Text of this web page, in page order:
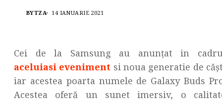
BYTZA 14 IANUARIE 2021
Cei de la Samsung au anunțat in
aceluiasi eveniment si noua generatie de
iar acestea poarta numele de Galaxy Buds
Acestea oferă un sunet imersiv, o